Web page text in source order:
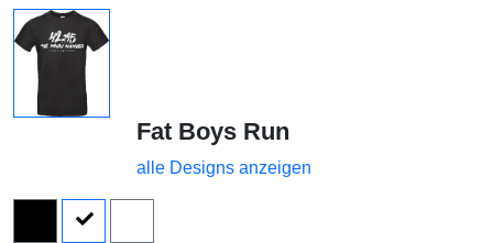
Fat Boys Run
alle Designs anzeigen